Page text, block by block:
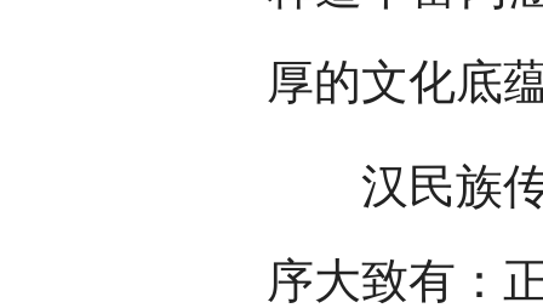
厚的文化底
汉民族传
序大致有：